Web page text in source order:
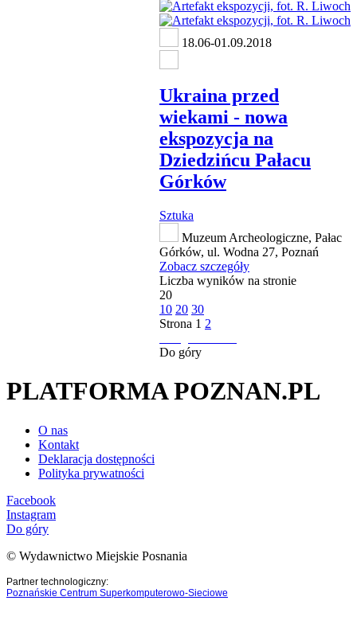
18.06-01.09.2018
Ukraina przed
wiekami - nowa
ekspozycja na
Dziedzińcu Pałacu
Górków
Sztuka
Muzeum Archeologiczne, Pałac
Górków, ul. Wodna 27, Poznań
Zobacz szczegóły
Liczba wyników na stronie
20
10 20 30
Strona 1 2
Do góry
PLATFORMA POZNAN.PL
O nas
Kontakt
Deklaracja dostępności
Polityka prywatności
Facebook
Instagram
Do góry
© Wydawnictwo Miejskie Posnania
Partner technologiczny:
Poznańskie Centrum Superkomputerowo-Sieciowe